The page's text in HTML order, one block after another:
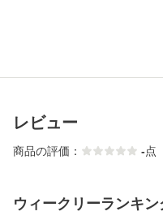
レビュー
商品の評価： -点
ウィークリーランキン